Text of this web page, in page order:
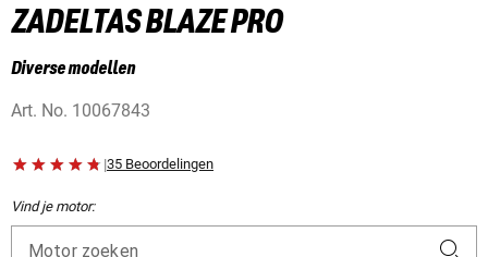
ZADELTAS BLAZE PRO
Diverse modellen
Art. No. 10067843
|35 Beoordelingen
Vind je motor:
Motor zoeken